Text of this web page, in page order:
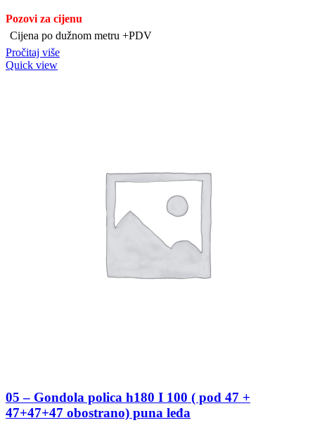
Pozovi za cijenu
Cijena po dužnom metru +PDV
Pročitaj više
Quick view
05 – Gondola polica h180 I 100 ( pod 47 +
47+47+47 obostrano) puna leđa